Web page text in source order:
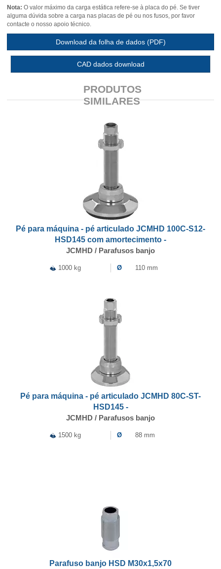
Nota: O valor máximo da carga estática refere-se à placa do pé. Se tiver
alguma dúvida sobre a carga nas placas de pé ou nos fusos, por favor
contacte o nosso apoio técnico.
Download da folha de dados (PDF)
CAD dados download
PRODUTOS
SIMILARES
Pé para máquina - pé articulado JCMHD 100C-S12-
HSD145 com amortecimento -
JCMHD / Parafusos banjo
1000 kg Ø 110 mm
Pé para máquina - pé articulado JCMHD 80C-ST-
HSD145 -
JCMHD / Parafusos banjo
1500 kg Ø 88 mm
Parafuso banjo HSD M30x1,5x70